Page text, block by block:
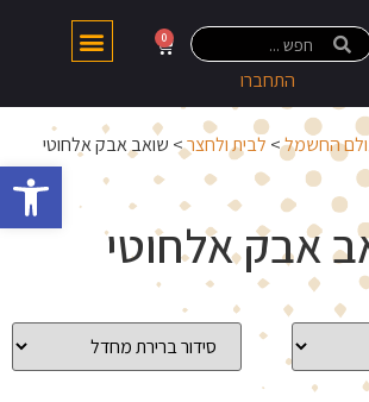
התחברו
0
החשמל> לבית ולחצר> שואב אבק אלחוטי
אבק אלחוטי